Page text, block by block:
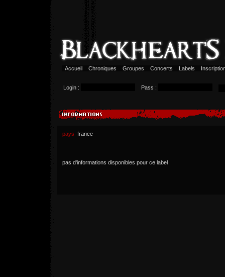
Accueil Chroniques Groupes Concerts Labels
Login : Pass :
pays france
pas d'informations disponibles pour ce label